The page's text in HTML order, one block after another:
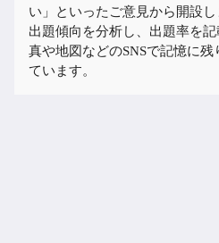
い」といったご意見から開設
出題傾向を分析し、出題率を
真や地図などのSNSで記憶に
ています。